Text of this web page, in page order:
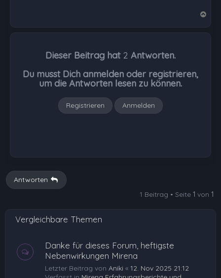
Dieser Beitrag hat 2 Antworten.
Du musst Dich anmelden oder registrieren,
um die Antworten lesen zu können.
Registrieren Anmelden
Antworten
1 Beitrag • Seite 1 von 1
Vergleichbare Themen
Danke für dieses Forum, heftigste
Nebenwirkungen Mirena
Letzter Beitrag von Aniki « 12. Nov 2025 21:12